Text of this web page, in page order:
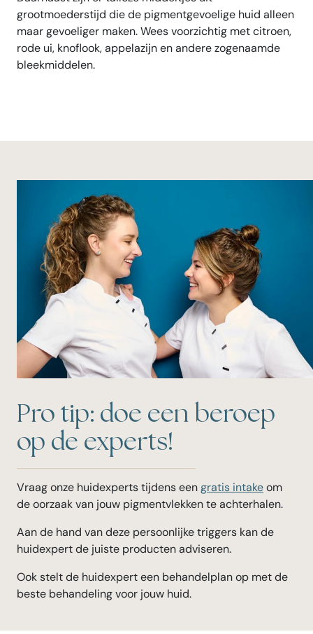
grootmoederstijd die de pigmentgevoelige huid alleen
maar gevoeliger maken. Wees voorzichtig met citroen,
rode ui, knoflook, appelazijn en andere zogenaamde
bleekmiddelen.
Pro tip: doe een beroep
op de experts!
Vraag onze huidexperts tijdens eengratis intakeom
de oorzaak van jouw pigmentvlekken te achterhalen.
Aan de hand van deze persoonlijke triggers kan de
huidexpert de juiste producten adviseren.
Ook stelt de huidexpert een behandelplan op met de
beste behandeling voor jouw huid.